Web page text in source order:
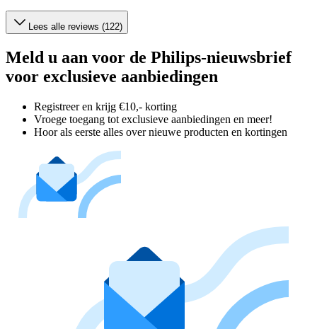
Lees alle reviews (122)
Meld u aan voor de Philips-nieuwsbrief
voor exclusieve aanbiedingen
Registreer en krijg €10,- korting
Vroege toegang tot exclusieve aanbiedingen en meer!
Hoor als eerste alles over nieuwe producten en kortingen